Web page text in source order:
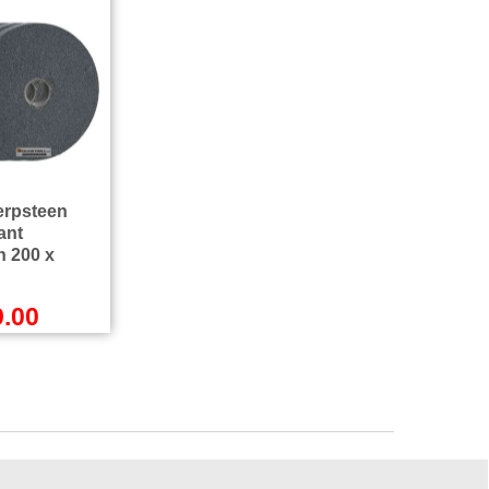
200 x